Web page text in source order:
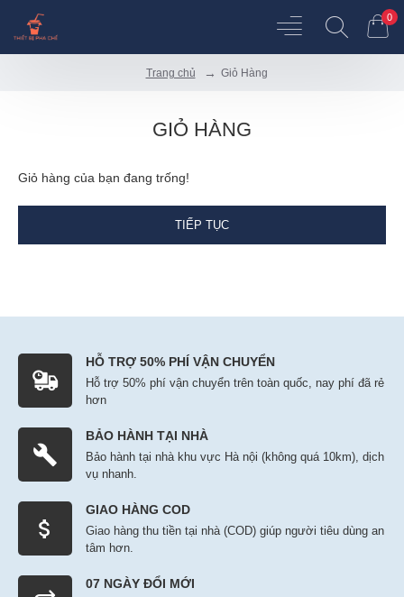
0
Trang chủ Giỏ Hàng
GIỎ HÀNG
Giỏ hàng của bạn đang trống!
TIẾP TỤC
HỖ TRỢ 50% PHÍ VẬN CHUYỂN
Hỗ trợ 50% phí vận chuyển trên toàn quốc, nay phí đã rẻ
hơn
BẢO HÀNH TẠI NHÀ
Bảo hành tại nhà khu vực Hà nội (không quá 10km), dịch
vụ nhanh.
GIAO HÀNG COD
Giao hàng thu tiền tại nhà (COD) giúp người tiêu dùng an
tâm hơn.
07 NGÀY ĐỔI MỚI